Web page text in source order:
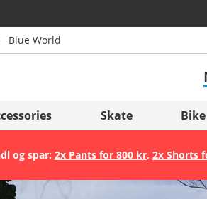
(Italiano)
(Deutsch)
Slovenija
België
Belgique
Blue World
Skate Bike
og spar: 2x Pants for 800 kr, 2x Shorts